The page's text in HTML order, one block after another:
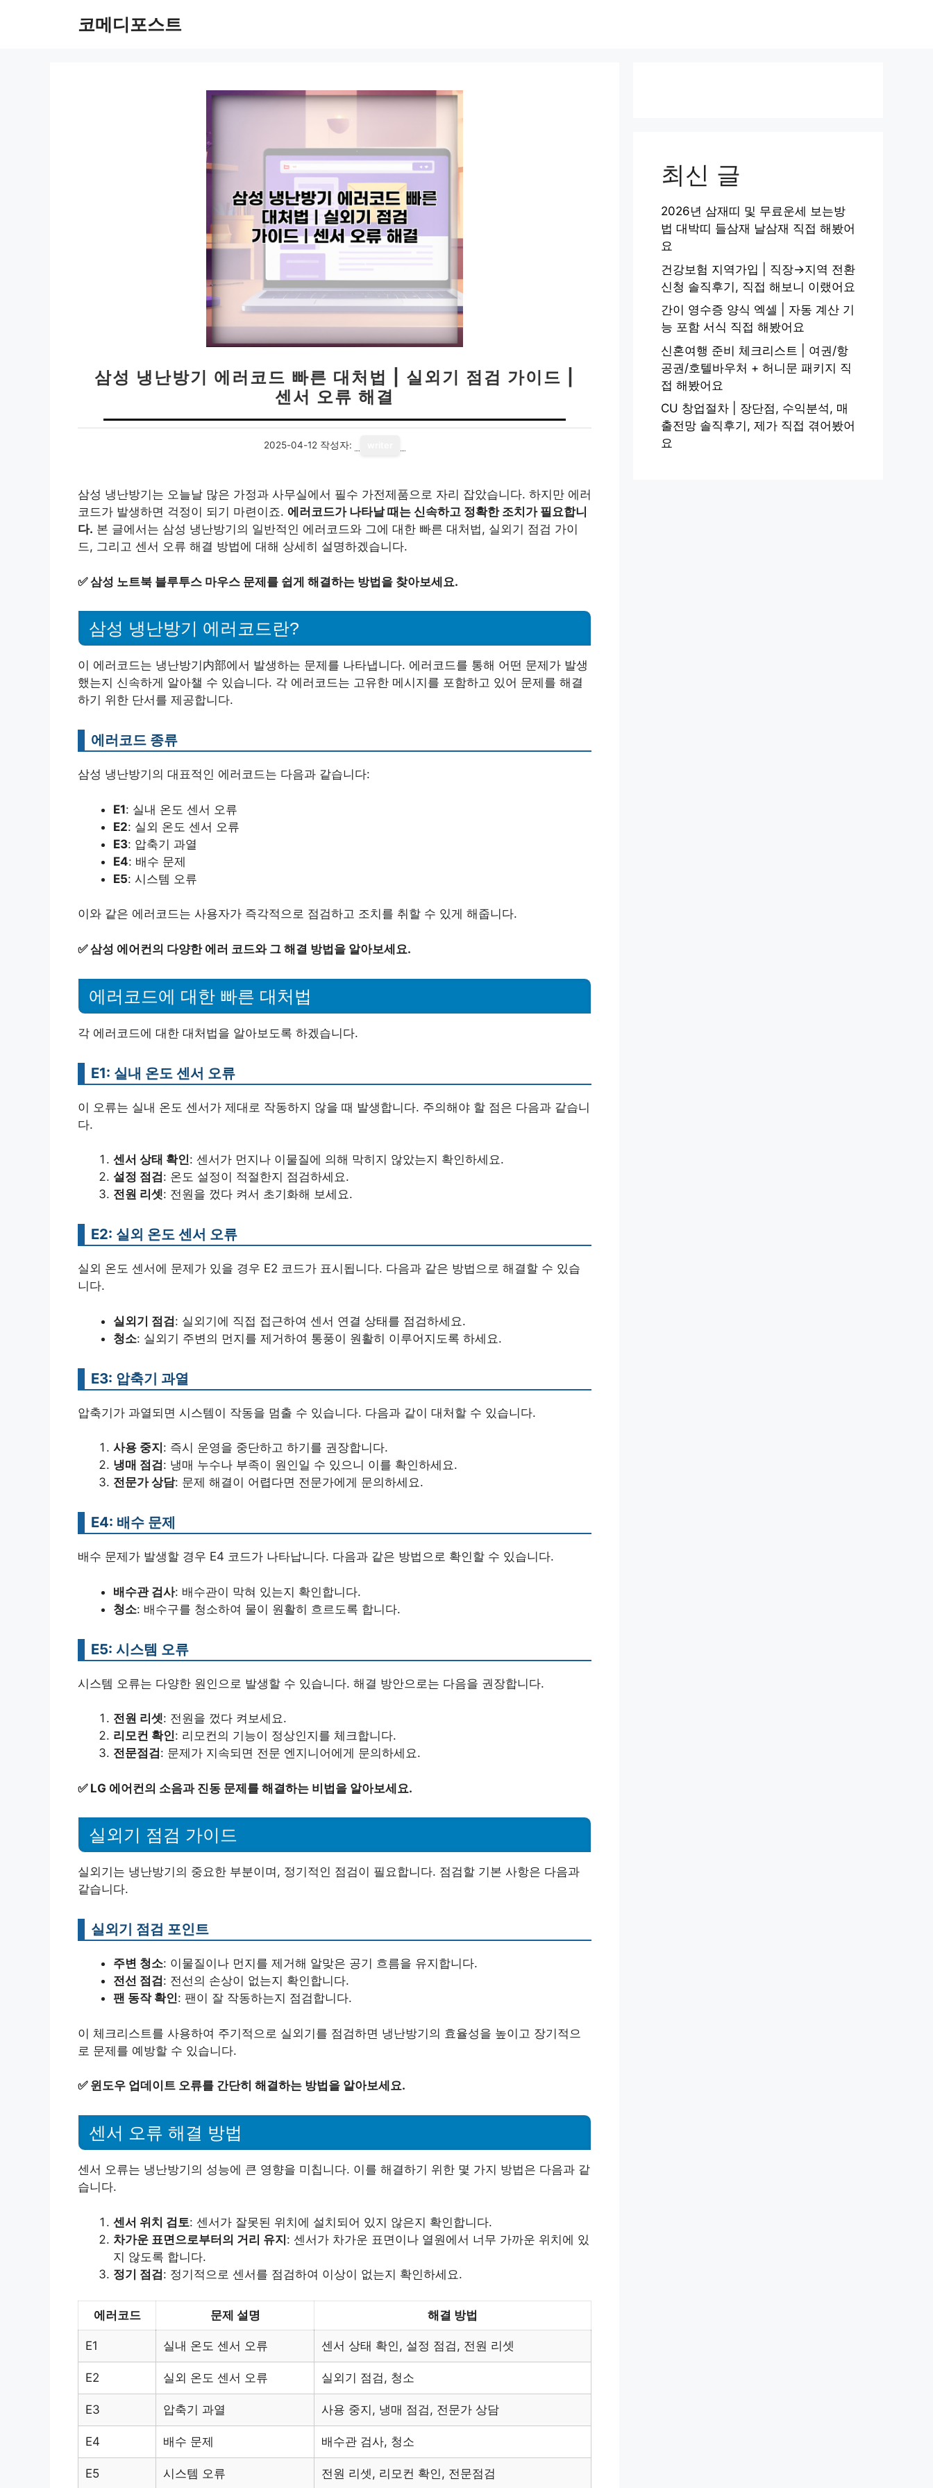
코메디포스트
삼성 냉난방기 에러코드 빠른 대처법 | 실외기 점검 가이드 |
센서 오류 해결
2025-04-12 작성자:
삼성 냉난방기는 오늘날 많은 가정과 사무실에서 필수 가전제품으로 자리 잡았습니다. 하지만 에러
코드가 발생하면 걱정이 되기 마련이죠. 에러코드가 나타날 때는 신속하고 정확한 조치가 필요합니
다. 본 글에서는 삼성 냉난방기의 일반적인 에러코드와 그에 대한 빠른 대처법, 실외기 점검 가이
드, 그리고 센서 오류 해결 방법에 대해 상세히 설명하겠습니다.
✅삼성 노트북 블루투스 마우스 문제를 쉽게 해결하는 방법을 찾아보세요.
삼성 냉난방기 에러코드란?
이 에러코드는 냉난방기内部에서 발생하는 문제를 나타냅니다. 에러코드를 통해 어떤 문제가 발생
했는지 신속하게 알아챌 수 있습니다. 각 에러코드는 고유한 메시지를 포함하고 있어 문제를 해결
하기 위한 단서를 제공합니다.
에러코드 종류
삼성 냉난방기의 대표적인 에러코드는 다음과 같습니다:
E1: 실내 온도 센서 오류
E2: 실외 온도 센서 오류
E3: 압축기 과열
E4: 배수 문제
E5: 시스템 오류
이와 같은 에러코드는 사용자가 즉각적으로 점검하고 조치를 취할 수 있게 해줍니다.
✅삼성 에어컨의 다양한 에러 코드와 그 해결 방법을 알아보세요.
에러코드에 대한 빠른 대처법
각 에러코드에 대한 대처법을 알아보도록 하겠습니다.
E1: 실내 온도 센서 오류
이 오류는 실내 온도 센서가 제대로 작동하지 않을 때 발생합니다. 주의해야 할 점은 다음과 같습니
다.
센서 상태 확인: 센서가 먼지나 이물질에 의해 막히지 않았는지 확인하세요.
설정 점검 : 온도 설정이 적절한지 점검하세요.
전원 리셋: 전원을 껐다 켜서 초기화해 보세요.
E2: 실외 온도 센서 오류
실외 온도 센서에 문제가 있을 경우 E2 코드가 표시됩니다. 다음과 같은 방법으로 해결할 수 있습
니다.
실외기 점검: 실외기에 직접 접근하여 센서 연결 상태를 점검하세요.
청소: 실외기 주변의 먼지를 제거하여 통풍이 원활히 이루어지도록 하세요.
E3: 압축기 과열
압축기가 과열되면 시스템이 작동을 멈출 수 있습니다. 다음과 같이 대처할 수 있습니다.
사용 중지 : 즉시 운영을 중단하고 하기를 권장합니다.
냉매 점검 : 냉매 누수나 부족이 원인일 수 있으니 이를 확인하세요.
전문가 상담: 문제 해결이 어렵다면 전문가에게 문의하세요.
E4: 배수 문제
배수 문제가 발생할 경우 E4 코드가 나타납니다. 다음과 같은 방법으로 확인할 수 있습니다.
배수관 검사: 배수관이 막혀 있는지 확인합니다.
청소: 배수구를 청소하여 물이 원활히 흐르도록 합니다.
E5: 시스템 오류
시스템 오류는 다양한 원인으로 발생할 수 있습니다. 해결 방안으로는 다음을 권장합니다.
전원 리셋: 전원을 껐다 켜보세요.
리모컨 확인: 리모컨의 기능이 정상인지를 체크합니다.
전문점검 : 문제가 지속되면 전문 엔지니어에게 문의하세요.
✅ LG 에어컨의 소음과 진동 문제를 해결하는 비법을 알아보세요.
실외기 점검 가이드
실외기는 냉난방기의 중요한 부분이며, 정기적인 점검이 필요합니다. 점검할 기본 사항은 다음과
같습니다.
실외기 점검 포인트
주변 청소: 이물질이나 먼지를 제거해 알맞은 공기 흐름을 유지합니다.
전선 점검 : 전선의 손상이 없는지 확인합니다.
팬 동작 확인: 팬이 잘 작동하는지 점검합니다.
이 체크리스트를 사용하여 주기적으로 실외기를 점검하면 냉난방기의 효율성을 높이고 장기적으
로 문제를 예방할 수 있습니다.
✅ 윈도우 업데이트 오류를 간단히 해결하는 방법을 알아보세요.
센서 오류 해결 방법
센서 오류는 냉난방기의 성능에 큰 영향을 미칩니다. 이를 해결하기 위한 몇 가지 방법은 다음과 같
습니다.
센서 위치 검토: 센서가 잘못된 위치에 설치되어 있지 않은지 확인합니다.
차가운 표면으로부터의 거리 유지: 센서가 차가운 표면이나 열원에서 너무 가까운 위치에 있
지 않도록 합니다.
정기 점검: 정기적으로 센서를 점검하여 이상이 없는지 확인하세요.
에러코드 문제 설명 해결 방법
E1 실내 온도 센서 오류 센서 상태 확인, 설정 점검, 전원 리셋
E2 실외 온도 센서 오류 실외기 점검, 청소
E3 압축기 과열 사용 중지, 냉매 점검, 전문가 상담
E4 배수 문제 배수관 검사, 청소
E5 시스템 오류 전원 리셋, 리모컨 확인, 전문점검
최신 글
2026년 삼재띠 및 무료운세 보는방
법 대박띠 들삼재 날삼재 직접 해봤어
요
건강보험 지역가입 | 직장→지역 전환
신청 솔직후기, 직접 해보니 이랬어요
간이 영수증 양식 엑셀 | 자동 계산 기
능 포함 서식 직접 해봤어요
신혼여행 준비 체크리스트 | 여권/항
공권/호텔바우처 + 허니문 패키지 직
접 해봤어요
CU 창업절차 | 장단점, 수익분석, 매
출전망 솔직후기, 제가 직접 겪어봤어
요